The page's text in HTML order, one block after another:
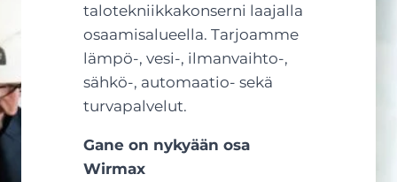
talotekniikkakonserni laajalla
osaamisalueella. Tarjoamme
lämpö-, vesi-, ilmanvaihto-,
sähkö-, automaatio- sekä
turvapalvelut.
Gane on nykyään osa
Wirmax